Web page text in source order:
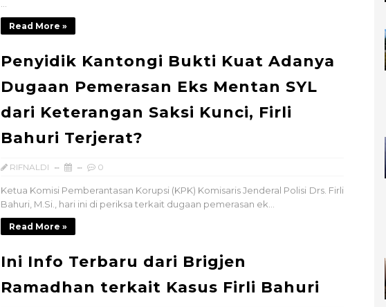
Read More »
Penyidik Kantongi Bukti Kuat Adanya
Dugaan Pemerasan Eks Mentan SYL
dari Keterangan Saksi Kunci, Firli
Bahuri Terjerat?
RIFNALDI 0
Ketua Komisi Pemberantasan Korupsi (KPK) Komisaris Jenderal Polisi Drs. Firli
Bahuri, M.Si., hari ini di periksa terkait dugaan pemerasan ek...
Read More »
Ini Info Terbaru dari Brigjen
Ramadhan terkait Kasus Firli Bahuri